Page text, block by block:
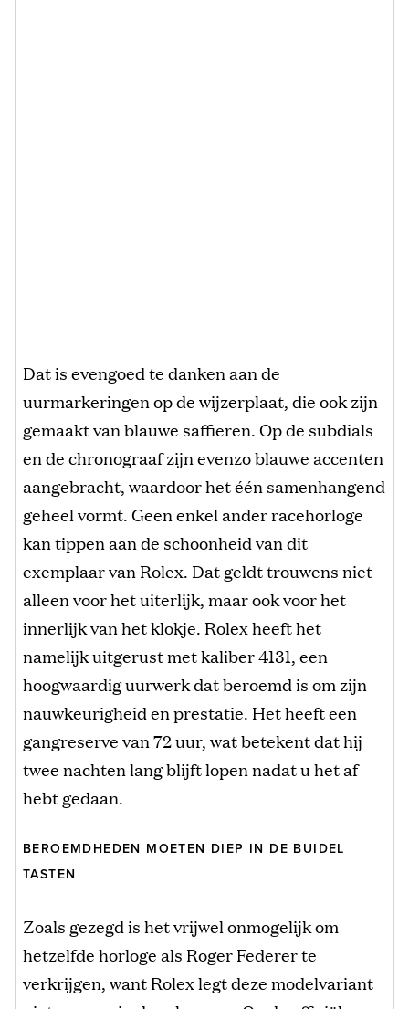
Dat is evengoed te danken aan de
uurmarkeringen op de wijzerplaat, die ook zijn
gemaakt van blauwe saffieren. Op de subdials
en de chronograaf zijn evenzo blauwe accenten
aangebracht, waardoor het één samenhangend
geheel vormt. Geen enkel ander racehorloge
kan tippen aan de schoonheid van dit
exemplaar van Rolex. Dat geldt trouwens niet
alleen voor het uiterlijk, maar ook voor het
innerlijk van het klokje. Rolex heeft het
namelijk uitgerust met kaliber 4131, een
hoogwaardig uurwerk dat beroemd is om zijn
nauwkeurigheid en prestatie. Het heeft een
gangreserve van 72 uur, wat betekent dat hij
twee nachten lang blijft lopen nadat u het af
hebt gedaan.
BEROEMDHEDEN MOETEN DIEP IN DE BUIDEL
TASTEN
Zoals gezegd is het vrijwel onmogelijk om
hetzelfde horloge als Roger Federer te
verkrijgen, want Rolex legt deze modelvariant